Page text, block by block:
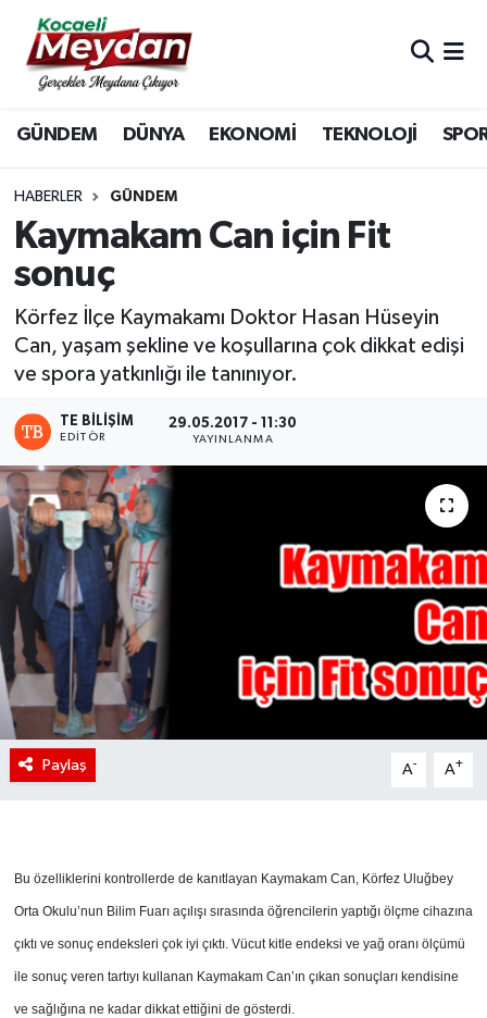
GÜNDEM DÜNYA EKONOMİ TEKNOLOJİ
HABERLER GÜNDEM
Kaymakam Can için Fit
sonuç
Körfez İlçe Kaymakamı Doktor Hasan Hüseyin
Can, yaşam şekline ve koşullarına çok dikkat edişi
ve spora yatkınlığı ile tanınıyor.
TE BILIŞIM
EDITÖR
29.05.2017 - 11:30
YAYINLANMA
Paylaş A- A+
Bu özelliklerini kontrollerde de kanıtlayan Kaymakam Can, Körfez Uluğbey
Orta Okulu’nun Bilim Fuarı açılışı sırasında öğrencilerin yaptığı ölçme cihazına
çıktı ve sonuç endeksleri çok iyi çıktı. Vücut kitle endeksi ve yağ oranı ölçümü
ile sonuç veren tartıyı kullanan Kaymakam Can’ın çıkan sonuçları kendisine
ve sağlığına ne kadar dikkat ettiğini de gösterdi.
Nöbetçi Eczaneler
Hava Durumu
Trafik Durumu
Süper Lig Puan Durumu ve Fikstür
Tüm Manşetler
Son Dakika Haberleri
Haber Arşivi